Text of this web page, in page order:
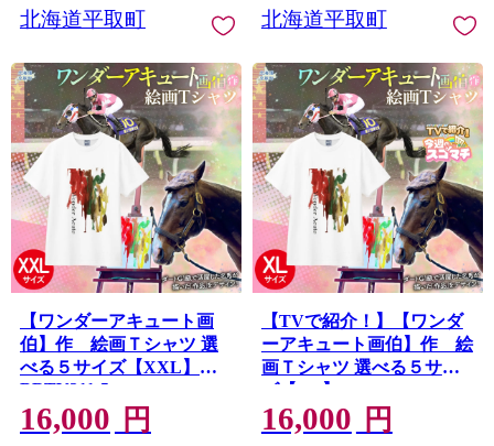
北海道平取町
北海道平取町
【ワンダーアキュート画
伯】作 絵画Ｔシャツ 選
べる５サイズ【XXL】
BRTV211-5
16,000 円
【TVで紹介！】【ワンダ
ーアキュート画伯】作 絵
画Ｔシャツ 選べる５サイ
ズ【XL】 BRTV211-4
16,000 円